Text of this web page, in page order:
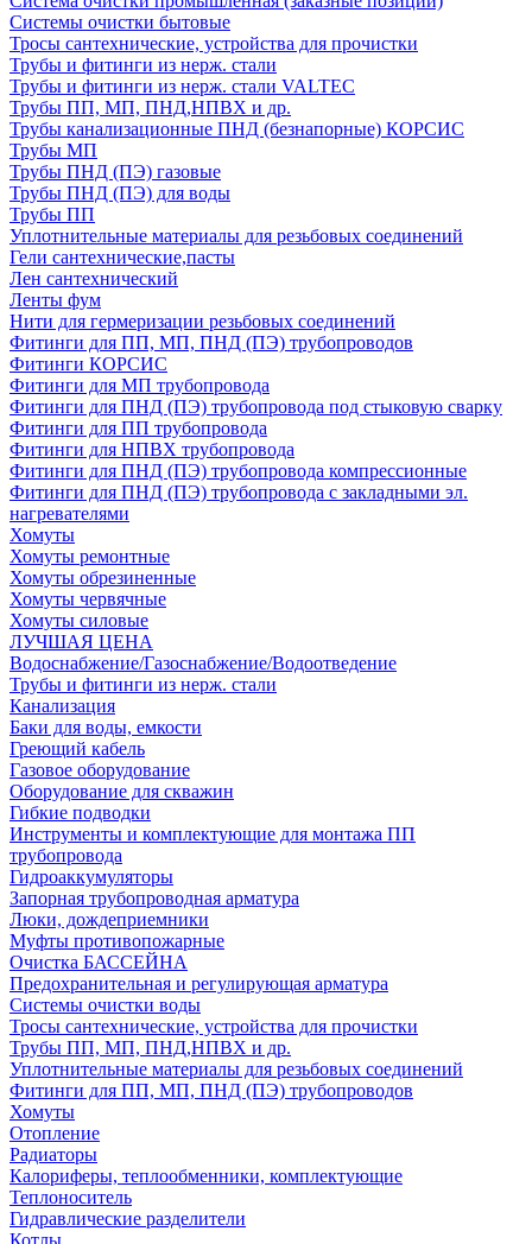
Системы очистки бытовые
Тросы сантехнические, устройства для прочистки
Трубы и фитинги из нерж. стали
Трубы и фитинги из нерж. стали VALTEC
Трубы ПП, МП, ПНД,НПВХ и др.
Трубы канализационные ПНД (безнапорные) КОРСИС
Трубы МП
Трубы ПНД (ПЭ) газовые
Трубы ПНД (ПЭ) для воды
Трубы ПП
Уплотнительные материалы для резьбовых соединений
Гели сантехнические,пасты
Лен сантехнический
Ленты фум
Нити для гермеризации резьбовых соединений
Фитинги для ПП, МП, ПНД (ПЭ) трубопроводов
Фитинги КОРСИС
Фитинги для МП трубопровода
Фитинги для ПНД (ПЭ) трубопровода под стыковую сварку
Фитинги для ПП трубопровода
Фитинги для НПВХ трубопровода
Фитинги для ПНД (ПЭ) трубопровода компрессионные
Фитинги для ПНД (ПЭ) трубопровода с закладными эл.
нагревателями
Хомуты
Хомуты ремонтные
Хомуты обрезиненные
Хомуты червячные
Хомуты силовые
ЛУЧШАЯ ЦЕНА
Водоснабжение/Газоснабжение/Водоотведение
Трубы и фитинги из нерж. стали
Канализация
Баки для воды, емкости
Греющий кабель
Газовое оборудование
Оборудование для скважин
Гибкие подводки
Инструменты и комплектующие для монтажа ПП
трубопровода
Гидроаккумуляторы
Запорная трубопроводная арматура
Люки, дождеприемники
Муфты противопожарные
Очистка БАССЕЙНА
Предохранительная и регулирующая арматура
Системы очистки воды
Тросы сантехнические, устройства для прочистки
Трубы ПП, МП, ПНД,НПВХ и др.
Уплотнительные материалы для резьбовых соединений
Фитинги для ПП, МП, ПНД (ПЭ) трубопроводов
Хомуты
Отопление
Радиаторы
Калориферы, теплообменники, комплектующие
Теплоноситель
Гидравлические разделители
Котлы